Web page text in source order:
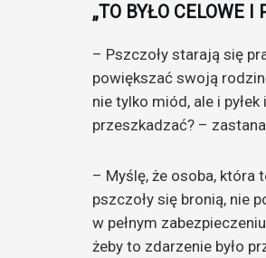
„TO BYŁO CELOWE I
– Pszczoły starają się
powiększać swoją
nie tylko miód, ale i
przeszkadzać? –
– Myślę, że osoba, która
pszczoły się bronią, nie
w pełnym
żeby to zdarzenie było